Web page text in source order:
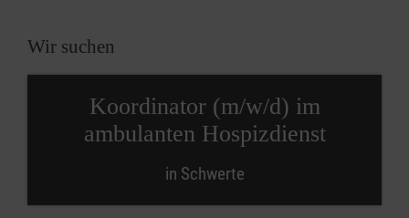
Wir suchen
Koordinator (m/w/d) im
ambulanten Hospizdienst
in Schwerte